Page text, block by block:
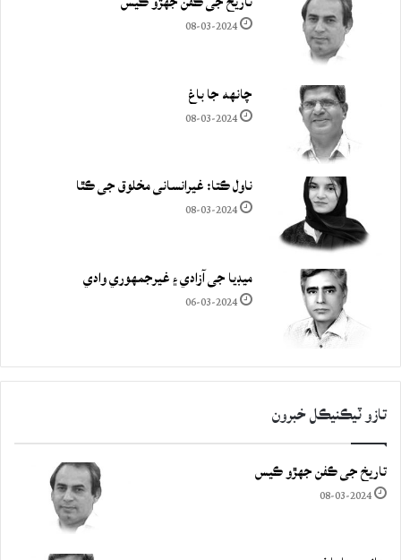
08-03-2024
چانهه جا باغ
08-03-2024
ناول ڪتا: غيرانساني مخلوق جي ڪٿا
08-03-2024
ميڊيا جي آزادي ۽ غيرجمھوري وادي
06-03-2024
تازو ٽيڪنيڪل خبرون
تاريخ جي ڪفن جھڙو ڪيس
08-03-2024